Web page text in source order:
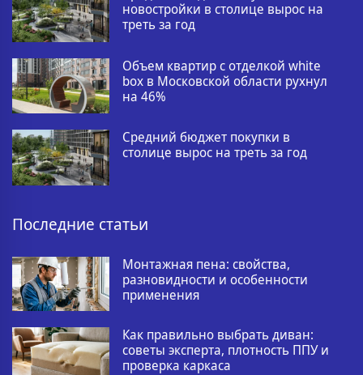
новостройки в столице вырос на
треть за год
Объем квартир с отделкой white
box в Московской области рухнул
на 46%
Средний бюджет покупки в
столице вырос на треть за год
Последние статьи
Монтажная пена: свойства,
разновидности и особенности
применения
Как правильно выбрать диван:
советы эксперта, плотность ППУ и
проверка каркаса